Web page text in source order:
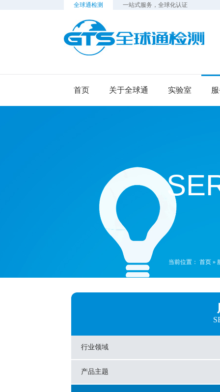
全球通检测 一站式服务，全球化认证
首页 关于全球通 实验室
当前位置： 首页»
行业领域
产品主题